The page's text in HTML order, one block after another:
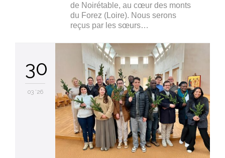
de Noirétable, au cœur des monts
du Forez (Loire). Nous serons
reçus par les sœurs…
30
03 '26